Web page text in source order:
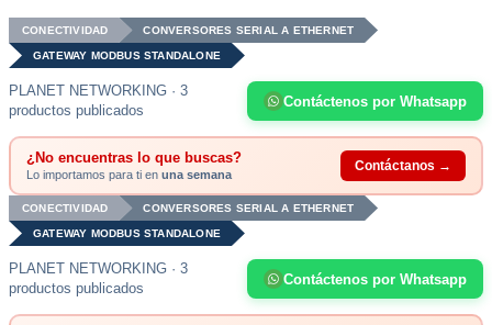
CONECTIVIDAD CONVERSORES SERIAL A ETHERNET
GATEWAY MODBUS STANDALONE
PLANET NETWORKING · 3
productos publicados
Contáctenos por Whatsapp
¿No encuentras lo que buscas?
Lo importamos para ti en una semana
Contáctanos →
CONECTIVIDAD CONVERSORES SERIAL A ETHERNET
GATEWAY MODBUS STANDALONE
PLANET NETWORKING · 3
productos publicados
Contáctenos por Whatsapp